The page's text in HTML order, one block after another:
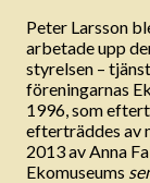
Peter Larsson
arbetade upp
styrelsen –
föreningarnas
1996, som
efterträddes av
2013 av Anna
Ekomuseums